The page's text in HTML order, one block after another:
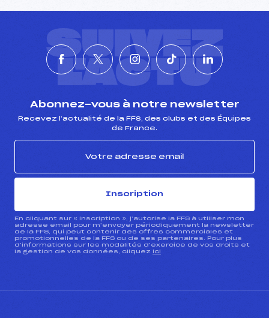
SUIVEZ
L'ACTU
Abonnez-vous à notre newsletter
Recevez l’actualité de la FFS, des clubs et des Équipes
de France.
Inscription
En cliquant sur « inscription », j’autorise la FFS à utiliser mon
adresse email pour m’envoyer périodiquement la newsletter
de la FFS, qui peut contenir des offres commerciales et
promotionnelles de la FFS ou de ses partenaires. Pour plus
d’informations sur les modalités d’exercice de vos droits et
la gestion de vos données, cliquez ici